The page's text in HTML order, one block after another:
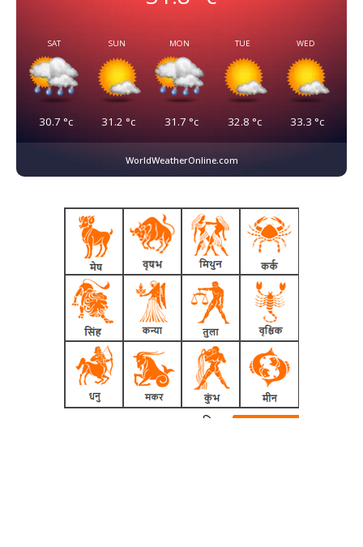
SAT
30.7 °c
SUN
31.2 °c
MON
31.7 °c
TUE
32.8 °c
WED
33.3 °c
WorldWeatherOnline.com